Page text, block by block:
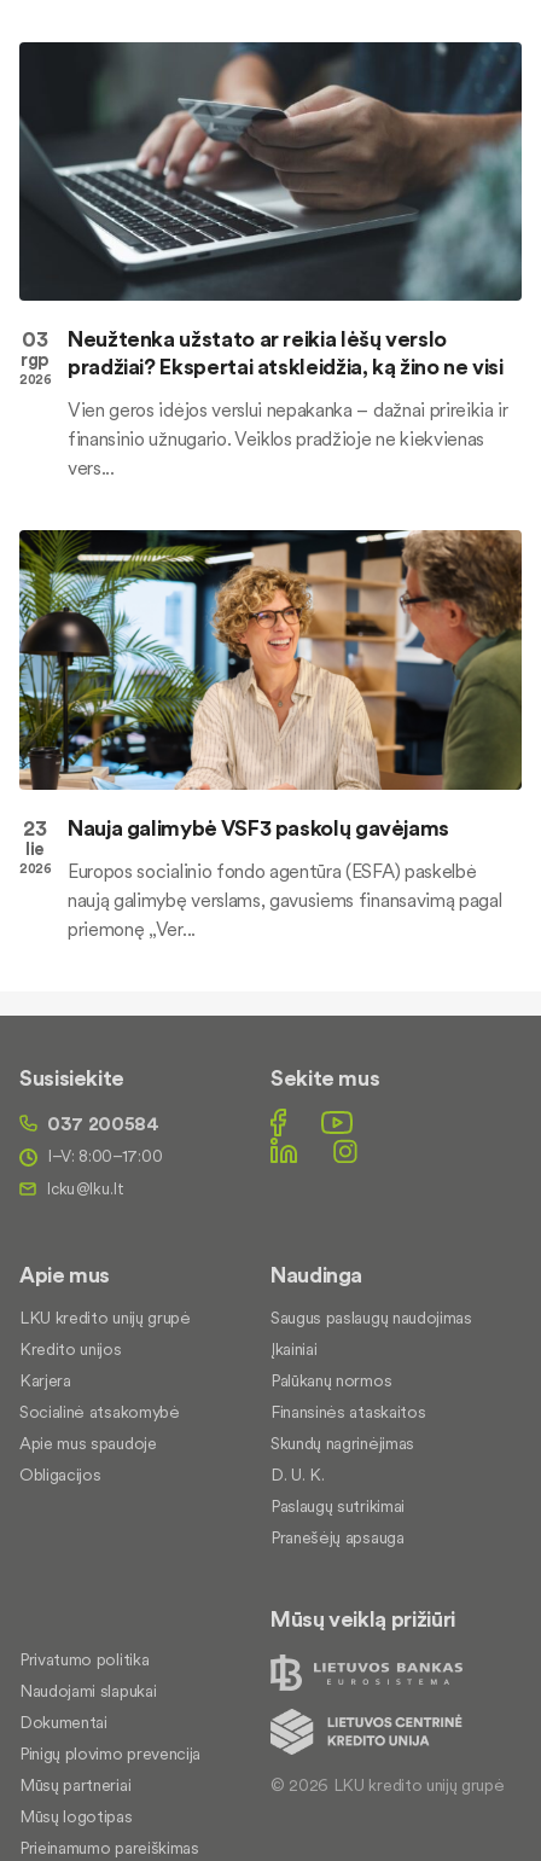
03
rgp
2026
Neužtenka užstato ar reikia lėšų verslo
pradžiai? Ekspertai atskleidžia, ką žino ne visi
Vien geros idėjos verslui nepakanka – dažnai prireikia ir
finansinio užnugario. Veiklos pradžioje ne kiekvienas
vers...
23
lie
2026
Nauja galimybė VSF3 paskolų gavėjams
Europos socialinio fondo agentūra (ESFA) paskelbė
naują galimybę verslams, gavusiems finansavimą pagal
priemonę „Ver...
Susisiekite
037 200584
I–V: 8:00–17:00
Sekite mus
Apie mus
LKU kredito unijų grupė
Kredito unijos
Karjera
Socialinė atsakomybė
Apie mus spaudoje
Obligacijos
Naudinga
Saugus paslaugų naudojimas
Įkainiai
Palūkanų normos
Finansinės ataskaitos
Skundų nagrinėjimas
D. U. K.
Paslaugų sutrikimai
Pranešėjų apsauga
Privatumo politika
Naudojami slapukai
Dokumentai
Pinigų plovimo prevencija
Mūsų partneriai
Mūsų logotipas
Prieinamumo pareiškimas
Mūsų veiklą prižiūri
© 2026 LKU kredito unijų grupė